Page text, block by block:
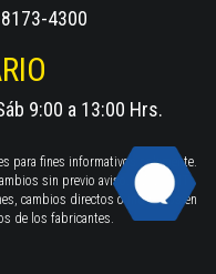
4300
9:00 a 13:00 Hrs.
para fines informativos solamente.
sin previo aviso. TWILIGHT
cambios directos o indirectos en
de los fabricantes.